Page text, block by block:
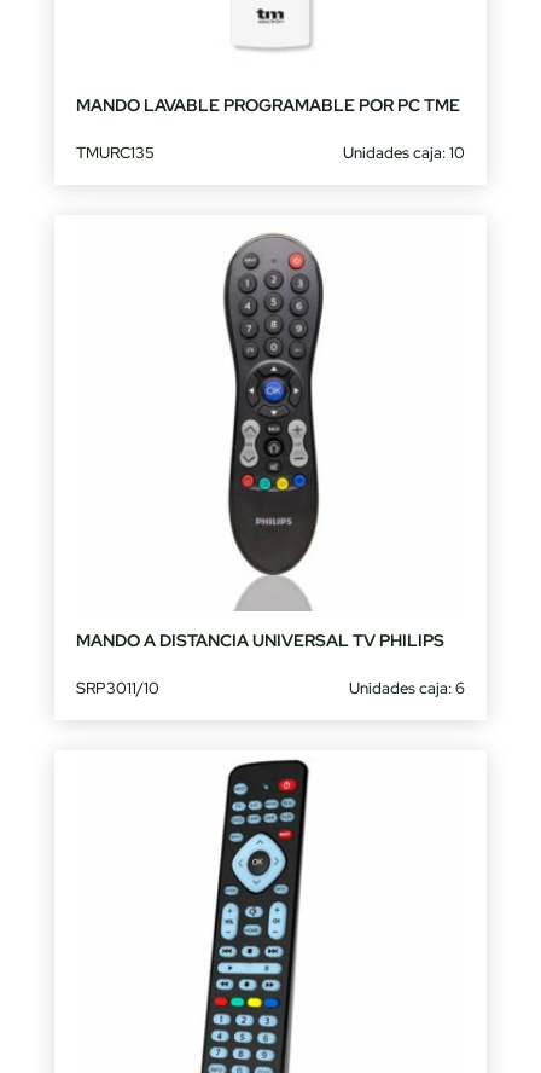
MANDO LAVABLE PROGRAMABLE POR PC TME
TMURC135 Unidades caja: 10
MANDO A DISTANCIA UNIVERSAL TV PHILIPS
SRP3011/10 Unidades caja: 6